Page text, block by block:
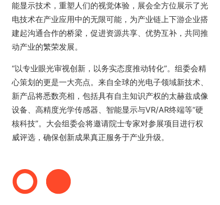
能显示技术，重塑人们的视觉体验，展会全方位展示了光
电技术在产业应用中的无限可能，为产业链上下游企业搭
建起沟通合作的桥梁，促进资源共享、优势互补，共同推
动产业的繁荣发展。
“以专业眼光审视创新，以务实态度推动转化”。组委会精
心策划的更是一大亮点。来自全球的光电子领域新技术、
新产品将悉数亮相，包括具有自主知识产权的太赫兹成像
设备、高精度光学传感器、智能显示与VR/AR终端等“硬
核科技”。大会组委会将邀请院士专家对参展项目进行权
威评选，确保创新成果真正服务于产业升级。